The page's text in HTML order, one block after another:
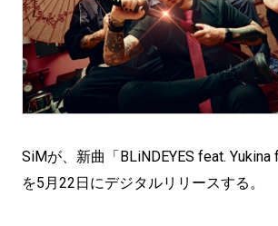
SiMが、新曲「BLiNDEYES feat. Yukina
を5月22日にデジタルリリースする。